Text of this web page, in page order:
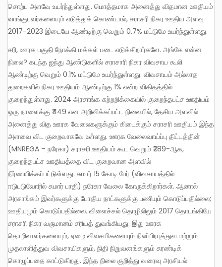
சொற்ப அளவே உயர்ந்துள்ளது. மொத்தமாக அனைத்து விதமான ஊதியம்
வாங்குபவர்களையும் எடுத்துக் கொண்டால், சராசரி நிகர ஊதிய அளவு
2017-2023 இடையே ஆண்டிற்கு வெறும் 0.7% மட்டுமே உயர்ந்துள்ளது.
சரி, ஊரக பகுதி நோக்கி மக்கள் படை எடுக்கிறார்களே. அங்கே என்ன
நிலை? கடந்த ஐந்து ஆண்டுகளில் சராசாரி நிகர விவசாய கூலி
ஆண்டிற்கு வெறும் 0.1% மட்டுமே உயர்ந்துள்ளது. விவசாயம் அல்லாத
துறைகளில் நிகர ஊதியம் ஆண்டிற்கு 1% என்ற விகிதத்தில்
குறைந்துள்ளது. 2024 அரசாங்க சுற்றறிக்கையில் குறைந்தபட்ச ஊதியம்
ஒரு நாளைக்கு ₹449 என அறிவிக்கப்பட்ட நிலையில், தேசிய அளவில்
அனைத்து வித ஊரக வேலைகளுக்கும் கிடைக்கும் சராசரி ஊதியம் இந்த
அளவை விட குறைவாகவே உள்ளது. ஊரக வேலைவாய்ப்பு திட்டத்தின்
(MNREGA – நரேகா) சராசரி ஊதியம் கூட வெறும் ₹289-ஆக,
குறைந்தபட்ச ஊதியத்தை விட குறைவான அளவில்
நிர்ணயிக்கப்பட்டுள்ளது. சுமார் 15 கோடி பேர் (விவசாயத்தில்
ஈடுபடுவோரில் சுமார் பாதி) நரேகா வேலை கோருக்கிறார்கள். ஆனால்
அரசாங்கம் இவர்களுக்கு போதிய நாட்களுக்கு பணியும் கொடுப்பதில்லை;
ஊதியமும் கொடுப்பதில்லை. விளைச்சல் தொழிலிலும் 2017 தொடங்கியே
சராசரி நிகர வருமானம் சரியத் துவங்கியது. இது ஊரக
தொழிலாளர்களையும், ஏழை விவசயிகளையும் நிலப்பிரபுத்துவ மற்றும்
முதலாளித்துவ விவசாயிகளும், நிதி நிறுவனங்களும் சுரண்டிக்
கொழுப்பதை காட்டுகிறது. இந்த நிலை குறித்து வரைவு அரசியல்